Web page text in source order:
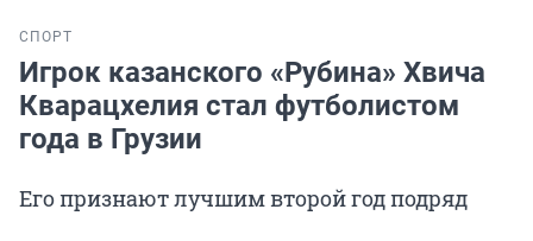
СПОРТ
Игрок казанского «Рубина» Хвича
Кварацхелия стал футболистом
года в Грузии
Его признают лучшим второй год подряд